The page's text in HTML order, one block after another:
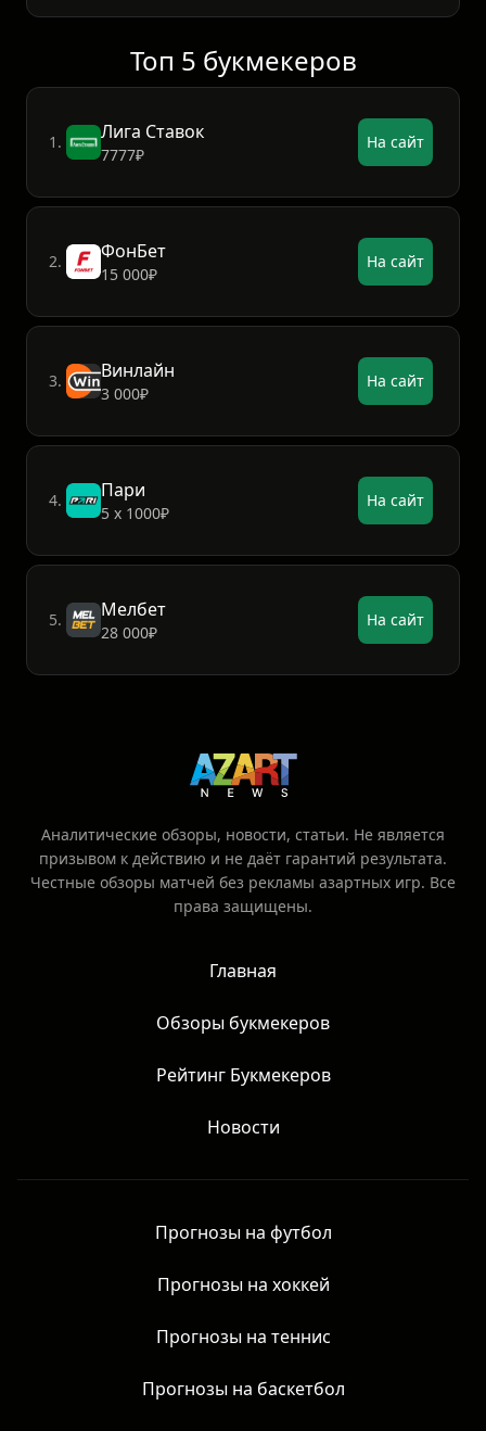
Топ 5 букмекеров
1. Лига Ставок
7777₽
На сайт
2. ФонБет
15 000₽
На сайт
3. Винлайн
3 000₽
На сайт
4. Пари
5 х 1000₽
На сайт
5. Мелбет
28 000₽
На сайт
Аналитические обзоры, новости, статьи. Не является
призывом к действию и не даёт гарантий результата.
Честные обзоры матчей без рекламы азартных игр. Все
права защищены.
Главная
Обзоры букмекеров
Рейтинг Букмекеров
Новости
Прогнозы на футбол
Прогнозы на хоккей
Прогнозы на теннис
Прогнозы на баскетбол